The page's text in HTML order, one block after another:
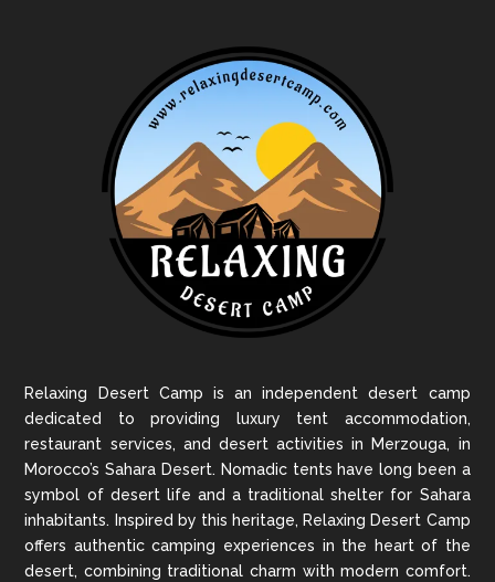
Relaxing Desert Camp is an independent desert camp
dedicated to providing luxury tent accommodation,
restaurant services, and desert activities in Merzouga, in
Morocco’s Sahara Desert. Nomadic tents have long been a
symbol of desert life and a traditional shelter for Sahara
inhabitants. Inspired by this heritage, Relaxing Desert Camp
offers authentic camping experiences in the heart of the
desert, combining traditional charm with modern comfort.